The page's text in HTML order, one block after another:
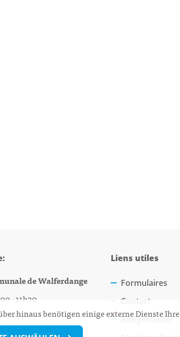
de Walferdange
11h30
Liens utiles
Formulaires
Contact
Biergercenter
hinaus benötigen einige externe Dienste